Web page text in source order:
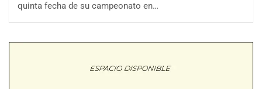
quinta fecha de su campeonato en…